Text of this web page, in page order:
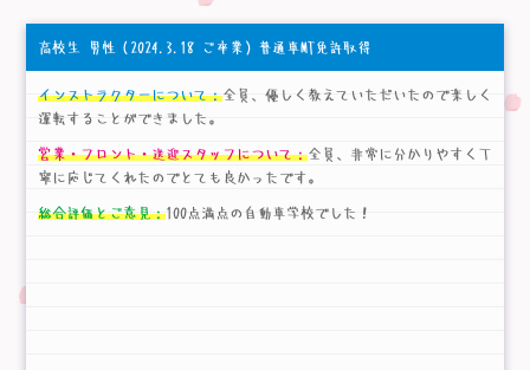
高校生 男性 （2024.3.18 ご卒業）普通車MT免許取得
インストラクターについて：全員、優しく教えていただいたので楽しく
運転することができました。
営業・フロント・送迎スタッフについて：全員、非常に分かりやすく丁
寧に応じてくれたのでとても良かったです。
総合評価とご意見：100点満点の自動車学校でした！